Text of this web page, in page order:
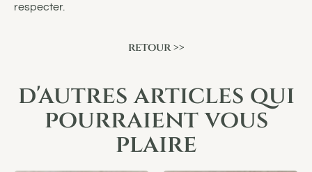
respecter.
retour >>
d'autres articles qui
pourraient vous
plaire